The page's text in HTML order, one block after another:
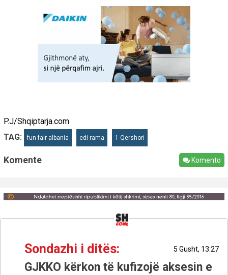
P.J/Shqiptarja.com
TAG:
fun fair albania edi rama 1 Qershori
Komente Komento
Sondazhi i ditës: 5 Gusht, 13:27
GJKKO kërkon të kufizojë aksesin e